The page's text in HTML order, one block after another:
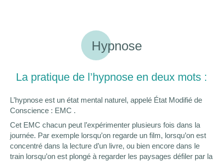
Hypnose
La pratique de l’hypnose en deux mots :
L’hypnose est un état mental naturel, appelé État Modifié de
Conscience : EMC .
Cet EMC chacun peut l’expérimenter plusieurs fois dans la
journée. Par exemple lorsqu’on regarde un film, lorsqu’on est
concentré dans la lecture d’un livre, ou bien encore dans le
train lorsqu’on est plongé à regarder les paysages défiler par la